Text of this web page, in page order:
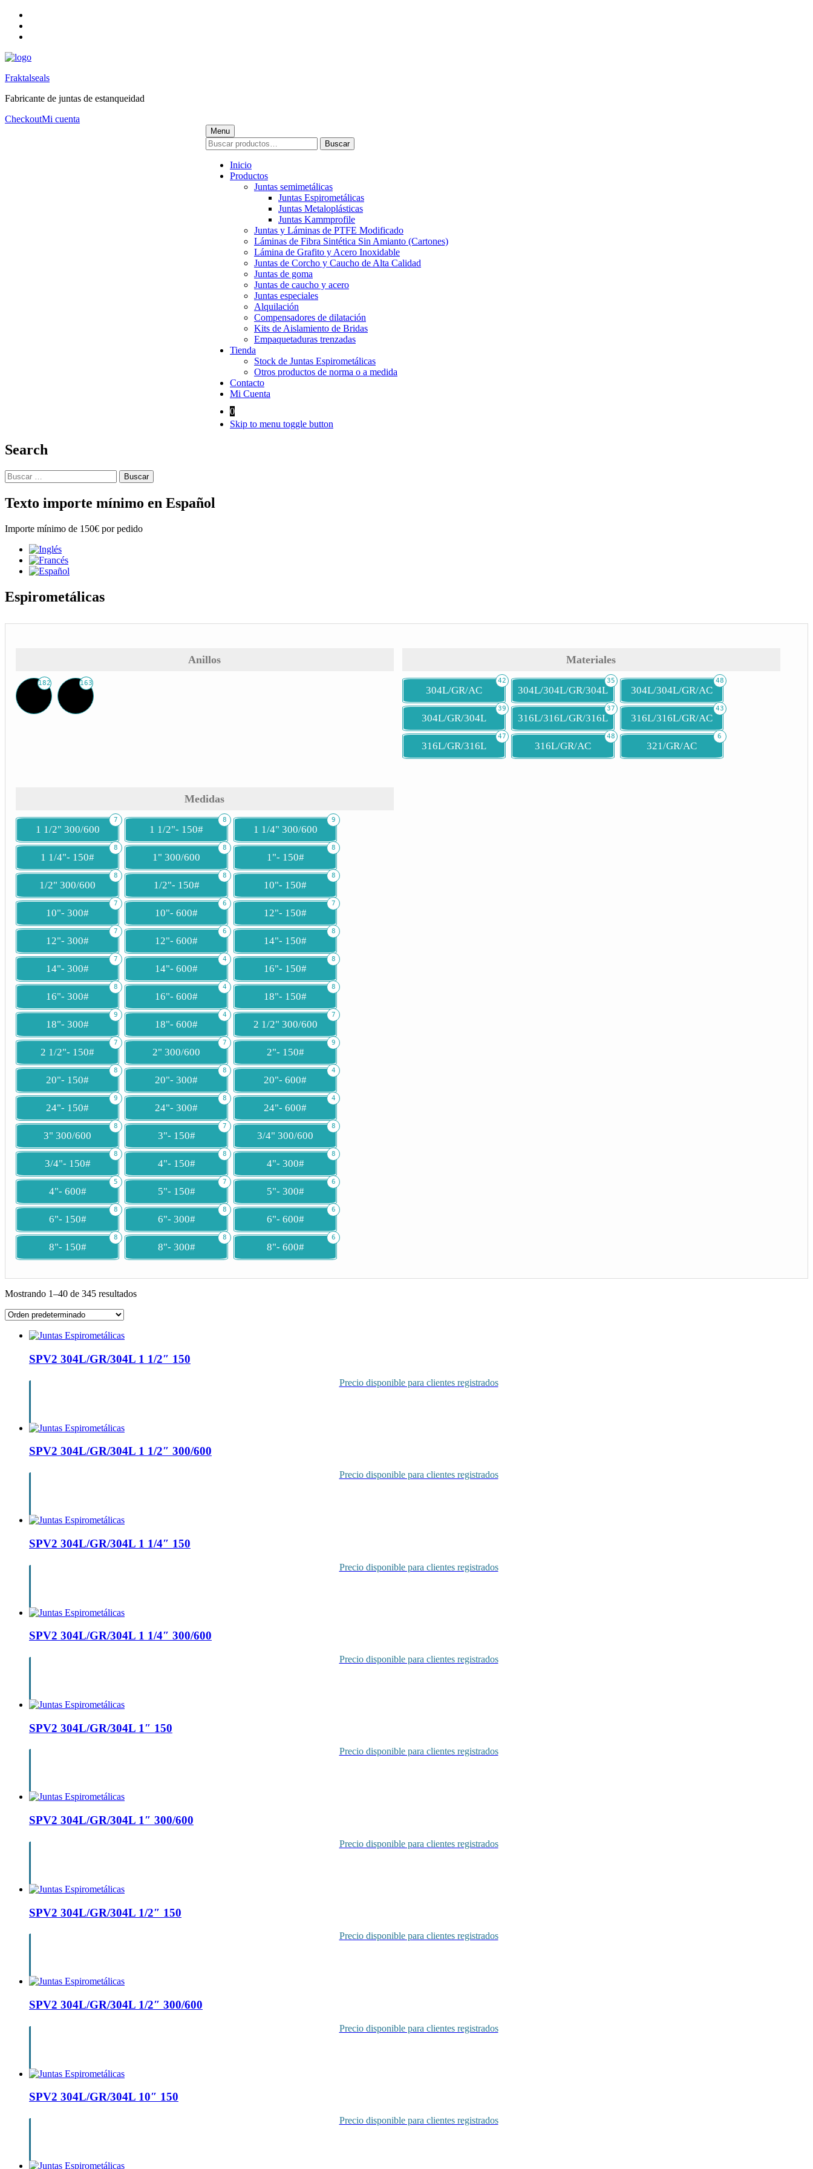
content
footer
Fraktalseals
Fabricante de juntas de estanqueidad
CheckoutMi cuenta
Menu
Buscar
por:
Buscar
Inicio
Productos
Juntas semimetálicas
Juntas Espirometálicas
Juntas Metaloplásticas
Juntas Kammprofile
Juntas y Láminas de PTFE Modificado
Láminas de Fibra Sintética Sin Amianto (Cartones)
Lámina de Grafito y Acero Inoxidable
Juntas de Corcho y Caucho de Alta Calidad
Juntas de goma
Juntas de caucho y acero
Juntas especiales
Alquilación
Compensadores de dilatación
Kits de Aislamiento de Bridas
Empaquetaduras trenzadas
Tienda
Stock de Juntas Espirometálicas
Otros productos de norma o a medida
Contacto
Mi Cuenta
0
Skip to menu toggle button
Search
Buscar:
Texto importe mínimo en Español
Importe mínimo de 150€ por pedido
Espirometálicas
Anillos
182 163
Materiales
304L/GR/AC
42
304L/304L/GR/304L
35
304L/304L/GR/AC
48
304L/GR/304L
39
316L/316L/GR/316L
37
316L/316L/GR/AC
43
316L/GR/316L
47
316L/GR/AC
48
321/GR/AC
6
Medidas
1 1/2" 300/600
7
1 1/2"- 150#
8
1 1/4" 300/600
9
1 1/4"- 150#
8
1" 300/600
8
1"- 150#
8
1/2" 300/600
8
1/2"- 150#
8
10"- 150#
8
10"- 300#
7
10"- 600#
6
12"- 150#
7
12"- 300#
7
12"- 600#
6
14"- 150#
8
14"- 300#
7
14"- 600#
4
16"- 150#
8
16"- 300#
8
16"- 600#
4
18"- 150#
8
18"- 300#
9
18"- 600#
4
2 1/2" 300/600
7
2 1/2"- 150#
7
2" 300/600
7
2"- 150#
9
20"- 150#
8
20"- 300#
8
20"- 600#
4
24"- 150#
9
24"- 300#
8
24"- 600#
4
3" 300/600
8
3"- 150#
7
3/4" 300/600
8
3/4"- 150#
8
4"- 150#
8
4"- 300#
8
4"- 600#
5
5"- 150#
7
5"- 300#
6
6"- 150#
8
6"- 300#
8
6"- 600#
6
8"- 150#
8
8"- 300#
8
8"- 600#
6
Mostrando 1–40 de 345 resultados
products
SPV2 304L/GR/304L 1 1/2″ 150
Precio disponible para clientes registrados
SPV2 304L/GR/304L 1 1/2″ 300/600
Precio disponible para clientes registrados
SPV2 304L/GR/304L 1 1/4″ 150
Precio disponible para clientes registrados
SPV2 304L/GR/304L 1 1/4″ 300/600
Precio disponible para clientes registrados
SPV2 304L/GR/304L 1″ 150
Precio disponible para clientes registrados
SPV2 304L/GR/304L 1″ 300/600
Precio disponible para clientes registrados
SPV2 304L/GR/304L 1/2″ 150
Precio disponible para clientes registrados
SPV2 304L/GR/304L 1/2″ 300/600
Precio disponible para clientes registrados
SPV2 304L/GR/304L 10″ 150
Precio disponible para clientes registrados